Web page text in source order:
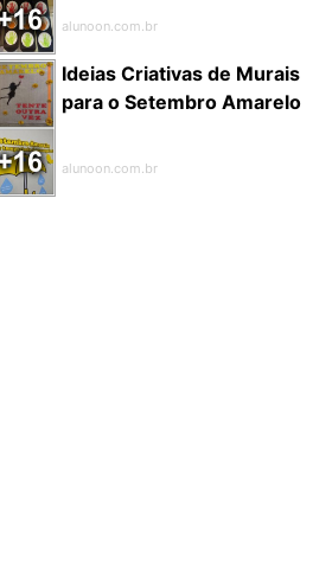
alunoon.com.br
Ideias Criativas de Murais
para o Setembro Amarelo
alunoon.com.br